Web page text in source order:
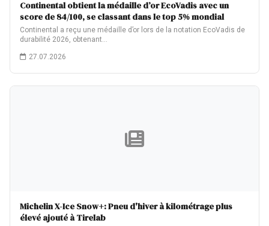
Continental obtient la médaille d’or EcoVadis avec un
score de 84/100, se classant dans le top 5% mondial
Continental a reçu une médaille d’or lors de la notation EcoVadis de
durabilité 2026, obtenant…
27.07.2026
Michelin X-Ice Snow+: Pneu d'hiver à kilométrage plus
élevé ajouté à Tirelab